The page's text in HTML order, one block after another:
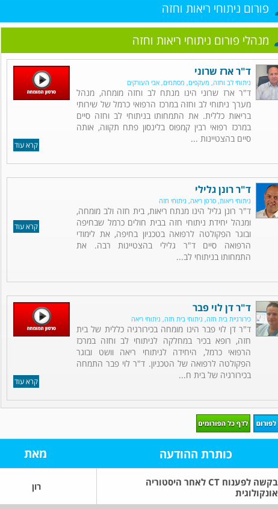
פורום ניתוחי ריאות וחזה
מנהלי פורום ניתוחי ריאות וחזה
קרא עוד
ד"ר ארז שרוני
ניתוחי לב וחזה, מעקפים, מסתמים, אבי העורקים
ד"ר ארז שרוני הינו מנתח לב וחזה מומחה, מנהל
מערך ניתוחי לב וחזה במרכז הרפואי כרמל של שירותי
בריאות כללית. את התמחותו בניתוחי לב וחזה סיים
במרכז רפואי רבין קמפוס בלינסון פתח תקווה, אותה
סיים בהצטיינות ...
קרא עוד
ד"ר רונן גלילי
ניתוחי ריאות, סרטן ריאה, ניתוחי חזה
ד"ר רונן גליל הינו מנתח ריאות, בית חזה ולב מומחה,
ומנהל יחידת ניתוחי חזה בבית חולים כרמל שבחיפה
ובוגר הפקולטה לרפואה בטכניון בחיפה, את לימודי
הרפואה סיים ד"ר גלילי בהצטיינות רבה. את
התמחותו בניתוחי לב...
קרא עוד
ד"ר דן לוי פבר
כירורגיית בית חזה, ניתוחי בית חזה, ניתוחי ריאה
ד"ר דן לוי פבר הינו מומחה בכירורגיה כללית של בית
חזה, רופא בכיר במחלקה לניתוחי לב וחזה במרכז
הרפואי כרמל, היחידה לניתוחי ריאה וושט ובוגר
הפקולטה לרפואה של הטכניון. ד"ר לוי פבר התמחה
בכירורגיה של בית ח...
כותרת ההודעה מאת
בקשה לפענוח CT לאחר היסטוריה
אונקולוגית
רון